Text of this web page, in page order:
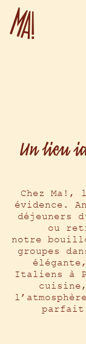
Un lieu
Chez Ma!,
évidence.
déjeuners
ou
notre
groupes
Italiens à
parfait